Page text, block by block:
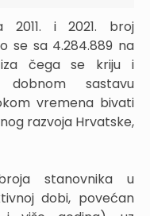
2011. i 2021. broj
se sa 4.284.889 na
čega se kriju i
sastavu
vremena bivati
razvoja Hrvatske,
stanovnika u
dobi, povećan